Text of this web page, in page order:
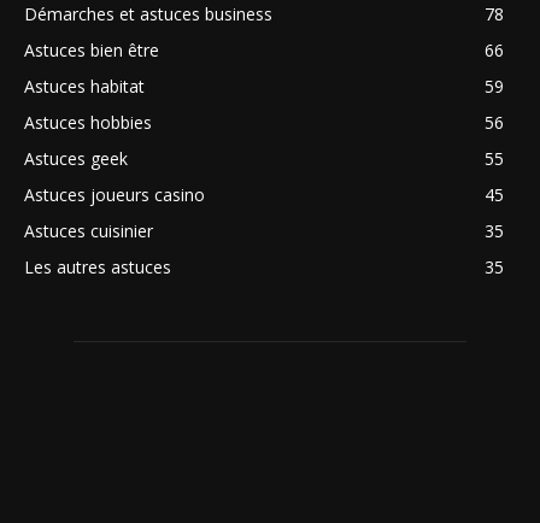
Démarches et astuces business
78
Astuces bien être
66
Astuces habitat
59
Astuces hobbies
56
Astuces geek
55
Astuces joueurs casino
45
Astuces cuisinier
35
Les autres astuces
35